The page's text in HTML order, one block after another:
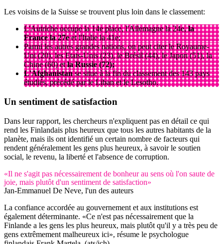
Les voisins de la Suisse se trouvent plus loin dans le classement:
L'Autriche occupe la 14e place, l'Allemagne la 24e,la
France la 27eet l'Italie la 41e;
Parmi les autres grandes nations, on peut citer le Royaume-
Uni (20), les Etats-Unis (23), le Brésil (44), le Japon (51), la
Chine (60) etla Russie (72);
L'Afghanistanse situe à la fin du classement des 143 pays
étudiés, précédé par le Liban et le Lesotho.
Un sentiment de satisfaction
Dans leur rapport, les chercheurs n'expliquent pas en détail ce qui
rend les Finlandais plus heureux que tous les autres habitants de la
planète, mais ils ont identifié un certain nombre de facteurs qui
rendent généralement les gens plus heureux, à savoir le soutien
social, le revenu, la liberté et l'absence de corruption.
«Il ne s'agit pas nécessairement de bonheur au sens où l'on saute de
joie, mais plutôt d'un sentiment de satisfaction»
Jan-Emmanuel De Neve, l'un des auteurs
La confiance accordée au gouvernement et aux institutions est
également déterminante. «Ce n'est pas nécessairement que la
Finlande a les gens les plus heureux, mais plutôt qu'il y a très peu de
gens extrêmement malheureux ici», résume le psychologue